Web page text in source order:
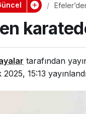
tarafından
2025, 15:13